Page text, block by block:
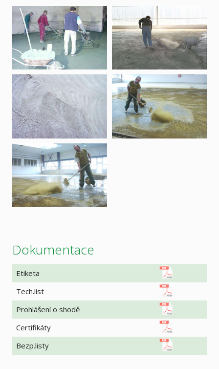
Dokumentace
Etiketa
Tech.list
Prohlášení o shodě
Certifikáty
Bezp.listy